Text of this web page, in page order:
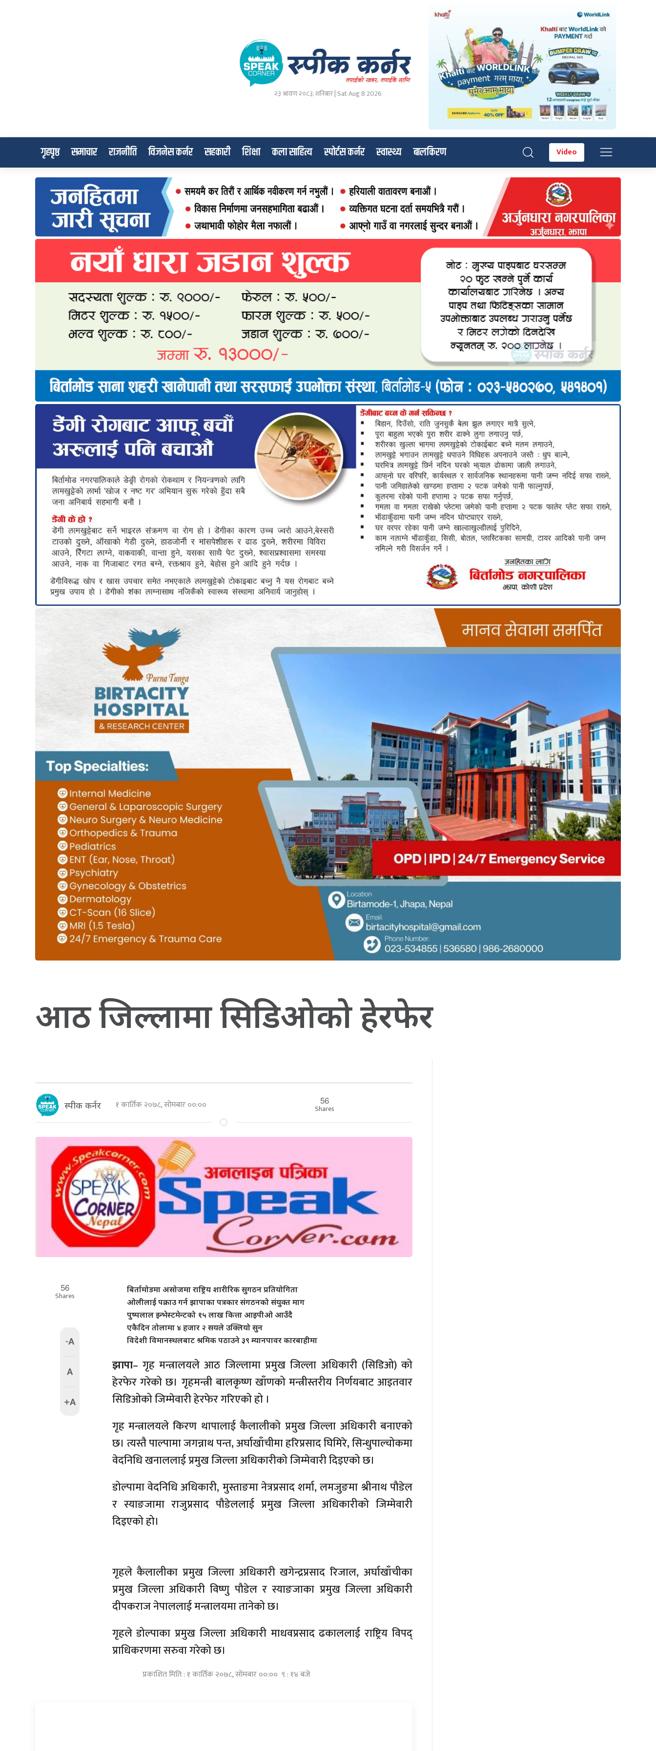
२३ श्रावण २०८३, शनिबार | Sat Aug 8 2026
गृहपृष्ठ समाचार राजनीति विजनेस कर्नर सहकारी शिक्षा कला साहित्य स्पोर्टस कर्नर स्वास्थ्य बालकिरण Video
आठ जिल्लामा सिडिओको हेरफेर
स्पीक कर्नर १ कार्तिक २०७८, सोमबार ००:०० 56
Shares
56
Shares
-A
A
+A
बिर्तामोडमा असोजमा राष्ट्रिय शारीरिक सुगठन प्रतियोगिता
ओलीलाई पक्राउ गर्न झापाका पत्रकार संगठनको संयुक्त माग
पुष्पलाल इन्भेस्टमेन्टको १५ लाख कित्ता आइपीओ आउँदै
एकैदिन तोलामा ४ हजार २ सयले उक्लियो सुन
विदेशी विमानस्थलबाट श्रमिक पठाउने ३९ म्यानपावर कारबाहीमा
झापा– गृह मन्त्रालयले आठ जिल्लामा प्रमुख जिल्ला अधिकारी (सिडिओ) को
हेरफेर गरेको छ। गृहमन्त्री बालकृष्ण खाँणको मन्त्रीस्तरीय निर्णयबाट आइतवार
सिडिओको जिम्मेवारी हेरफेर गरिएको हो ।
गृह मन्त्रालयले किरण थापालाई कैलालीको प्रमुख जिल्ला अधिकारी बनाएको
छ। त्यस्तै पाल्पामा जगन्नाथ पन्त, अर्घाखाँचीमा हरिप्रसाद घिमिरे, सिन्धुपाल्चोकमा
वेदनिधि खनाललाई प्रमुख जिल्ला अधिकारीको जिम्मेवारी दिइएको छ।
डोल्पामा वेदनिधि अधिकारी, मुस्ताङमा नेत्रप्रसाद शर्मा, लमजुङमा श्रीनाथ पौडेल
र स्याङजामा राजुप्रसाद पौडेललाई प्रमुख जिल्ला अधिकारीको जिम्मेवारी
दिइएको हो।
गृहले कैलालीका प्रमुख जिल्ला अधिकारी खगेन्द्रप्रसाद रिजाल, अर्घाखाँचीका
प्रमुख जिल्ला अधिकारी विष्णु पौडेल र स्याङजाका प्रमुख जिल्ला अधिकारी
दीपकराज नेपाललाई मन्त्रालयमा तानेको छ।
गृहले डोल्पाका प्रमुख जिल्ला अधिकारी माधवप्रसाद ढकाललाई राष्ट्रिय विपद्
प्राधिकरणमा सरुवा गरेको छ।
प्रकाशित मिति : १ कार्तिक २०७८, सोमबार ००:०० ९ : १४ बजे